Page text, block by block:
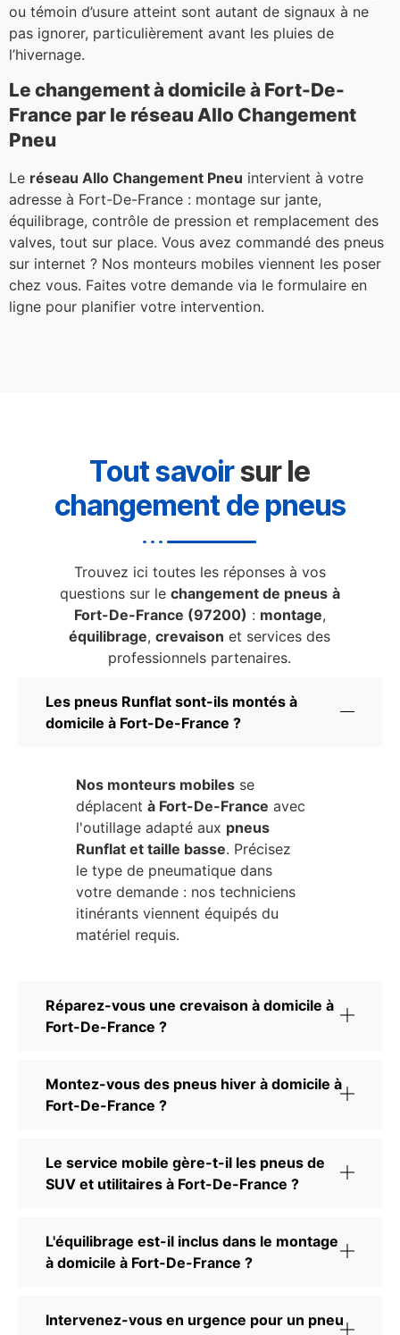
ou témoin d’usure atteint sont autant de signaux à ne
pas ignorer, particulièrement avant les pluies de
l’hivernage.
Le changement à domicile à Fort-De-
France par le réseau Allo Changement
Pneu
Le réseau Allo Changement Pneu intervient à votre
adresse à Fort-De-France : montage sur jante,
équilibrage, contrôle de pression et remplacement des
valves, tout sur place. Vous avez commandé des pneus
sur internet ? Nos monteurs mobiles viennent les poser
chez vous. Faites votre demande via le formulaire en
ligne pour planifier votre intervention.
Tout savoirsur le
changement de pneus
Trouvez ici toutes les réponses à vos
questions sur le changement de pneus à
Fort-De-France (97200) : montage,
équilibrage,crevaison et services des
professionnels partenaires.
Les pneus Runflat sont-ils montés à
domicile à Fort-De-France ?
Nos monteurs mobiles se
déplacent à Fort-De-France avec
l'outillage adapté aux pneus
Runflat et taille basse. Précisez
le type de pneumatique dans
votre demande : nos techniciens
itinérants viennent équipés du
matériel requis.
Réparez-vous une crevaison à domicile à
Fort-De-France ?
Montez-vous des pneus hiver à domicile à
Fort-De-France ?
Le service mobile gère-t-il les pneus de
SUV et utilitaires à Fort-De-France ?
L'équilibrage est-il inclus dans le montage
à domicile à Fort-De-France ?
Intervenez-vous en urgence pour un pneu